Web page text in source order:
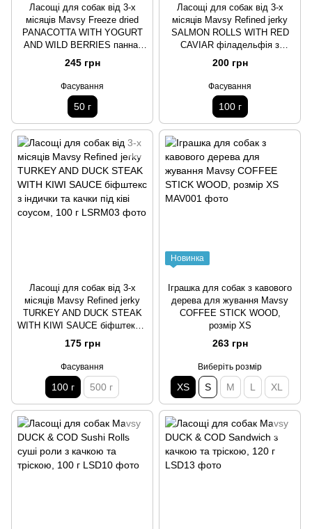
Ласощі для собак від 3-х
місяців Mavsy Freeze dried
PANACOTTA WITH YOGURT
AND WILD BERRIES панна-
котта з йогуртом та лісовими
ягодами, 50 г
245 грн
Фасування
50 г
Ласощі для собак від 3-х
місяців Mavsy Refined jerky
SALMON ROLLS WITH RED
CAVIAR філадельфія з
лососем і червоною ікрою,
100 г
200 грн
Фасування
100 г
Ласощі для собак від 3-х
місяців Mavsy Refined jerky
TURKEY AND DUCK STEAK
WITH KIWI SAUCE біфштекс з
індички та качки під ківі
соусом, 100 г
175 грн
Фасування
100 г 500 г
Новинка
Іграшка для собак з кавового
дерева для жування Mavsy
COFFEE STICK WOOD,
розмір XS
263 грн
Виберіть розмір
XS S M L XL